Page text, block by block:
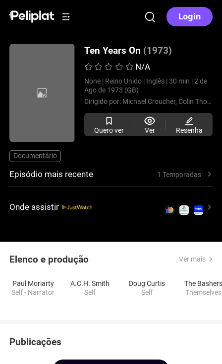
Login
Ten Years On (1973)
N/A
None | Reino Unido | Inglês | 30 min | 2 de
Ago de 1973 (GB)
Dirigido por: Michael Croucher, Colin Thomas,
Quero ver Ver Resenha
Documentário
Episódio mais recente 1 Temporadas
Onde assistir
Elenco e produção Ver mais
Paul Moriarty
Self - Narrator
A.C.H. Smith
Self
Doug Curtis
Self
The
Themselves
Publicações